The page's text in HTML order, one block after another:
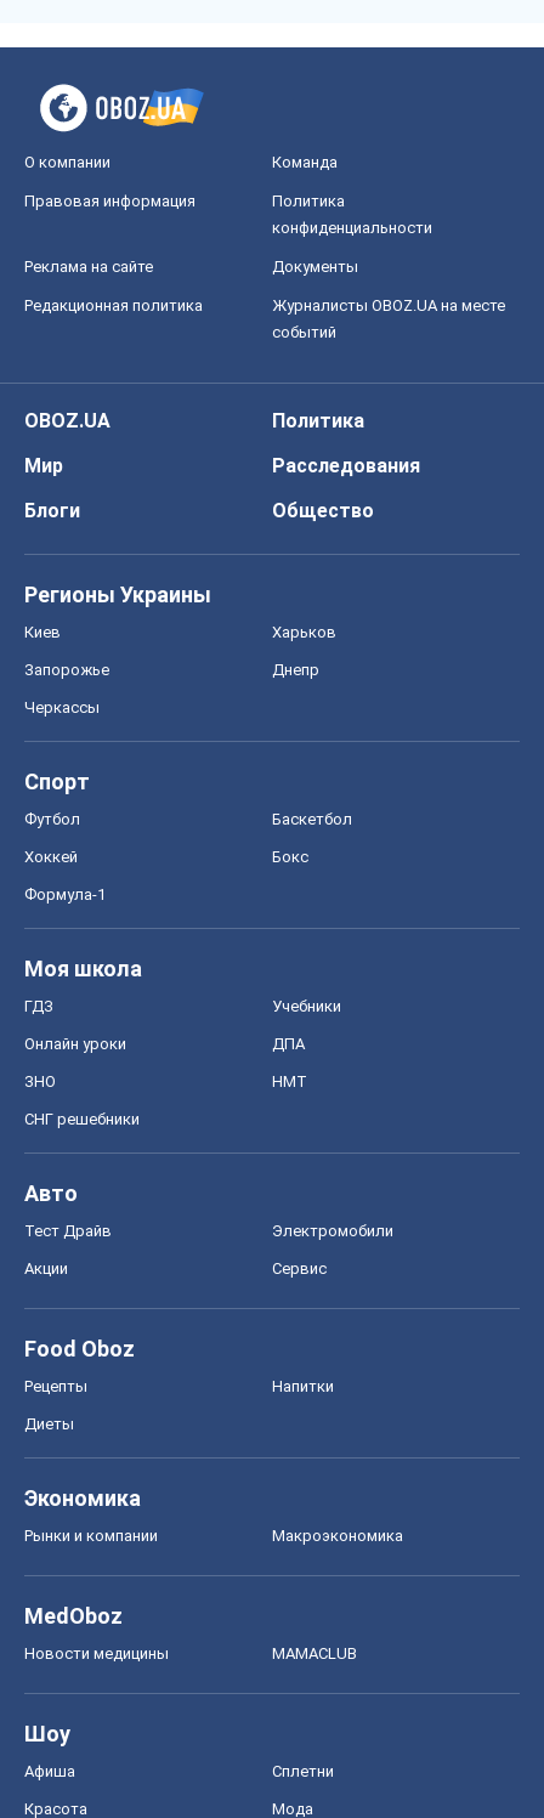
О компании Команда
Правовая информация
Политика
конфиденциальности
Реклама на сайте Документы
Редакционная политика
Журналисты OBOZ.UA на месте
событий
OBOZ.UA
Политика
Мир
Расследования
Блоги
Общество
Регионы Украины
Киев Харьков
Запорожье Днепр
Черкассы
Спорт
Футбол Баскетбол
Хоккей Бокс
Формула-1
Моя школа
ГДЗ Учебники
Онлайн уроки ДПА
ЗНО НМТ
СНГ решебники
Авто
Тест Драйв Электромобили
Акции Сервис
Food Oboz
Рецепты Напитки
Диеты
Экономика
Рынки и компании Mакроэкономика
MedOboz
Новости медицины MAMACLUB
Шоу
Афиша Сплетни
Красота Мода